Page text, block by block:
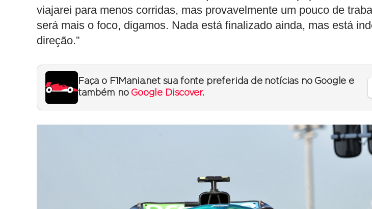
viajarei para menos corridas, mas provavelmente um pouco de
será mais o foco, digamos. Nada está finalizado ainda, mas está
direção.”
Faça o F1Mania.net sua fonte preferida de notícias no Google e
também no Google Discover.